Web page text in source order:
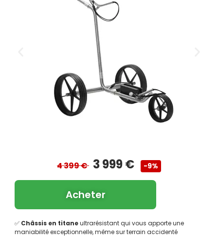
✅ Châssis en titaneultrarésistant qui vous apporte une
maniabilité exceptionnelle, même sur terrain accidenté
4 399 € 3 999 € -9%
Acheter